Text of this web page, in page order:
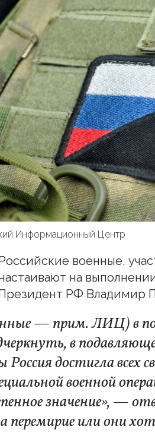
Информационный Центр
военные,
на
РФ Владимир
— прим. ЛИЦ) в
в
достигла всех
военной
значение», —
перемирие или они